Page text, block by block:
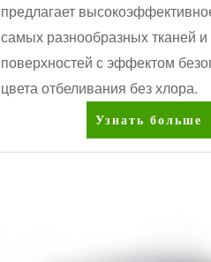
предлагает
самых разнообразных тканей и
поверхностей с эффектом
цвета отбеливания без хлора.
Amway
Home™
Узнать больше